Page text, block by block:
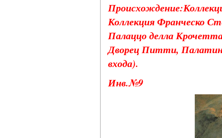
Коллекция Франческо
Палаццо делла
Дворец Питти,
входа).
Инв.№9